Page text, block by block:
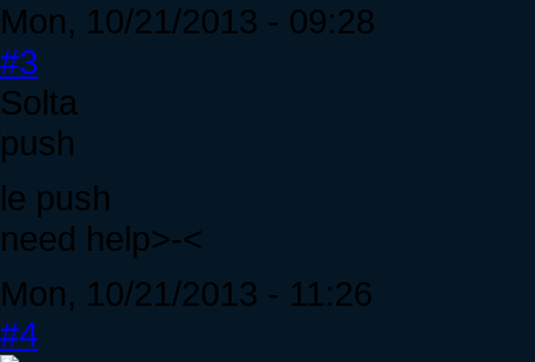
Mon, 10/21/2013 - 09:28
#3
Solta
push
le push
need help>-<
Mon, 10/21/2013 - 11:26
#4